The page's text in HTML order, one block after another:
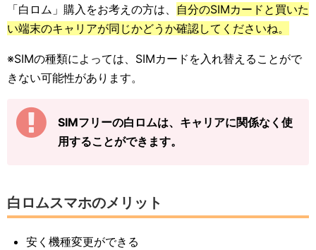
「白ロム」購入をお考えの方は、 自分のSIMカードと買いた
い端末のキャリアが同じかどうか確認してくださいね。
※SIMの種類によっては、SIMカードを入れ替えることがで
きない可能性があります。
SIMフリーの白ロムは、キャリアに関係なく使
用することができます。
白ロムスマホのメリット
安く機種変更ができる